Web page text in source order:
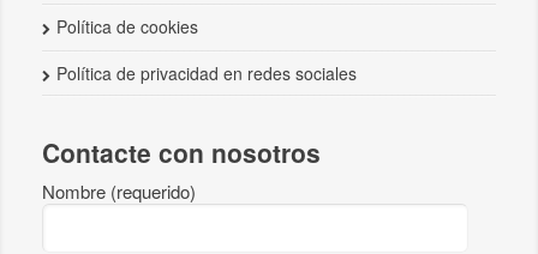
Política de cookies
Política de privacidad en redes sociales
Contacte con nosotros
Nombre (requerido)